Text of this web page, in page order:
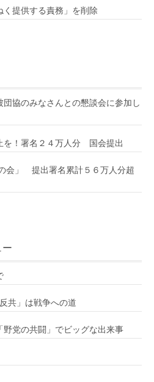
提供する責務」を削除
協のみなさんとの懇談会に参加し
を！署名２４万人分 国会提出
会」 提出署名累計５６万人分超
ー
共」は戦争への道
党の共闘」でビッグな出来事